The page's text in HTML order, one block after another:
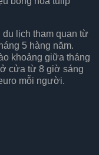
lịch tham quan từ
5 hàng năm.
khoảng giữa tháng
cửa từ 8 giờ sáng
mỗi người.